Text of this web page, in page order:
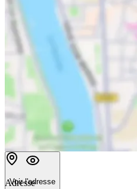
Voir l'adresse
Adresse